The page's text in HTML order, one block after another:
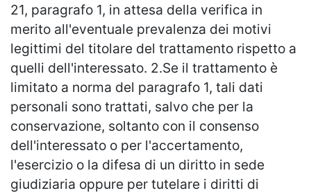
21, paragrafo 1, in attesa della verifica in
merito all'eventuale prevalenza dei motivi
legittimi del titolare del trattamento rispetto a
quelli dell'interessato. 2.Se il trattamento è
limitato a norma del paragrafo 1, tali dati
personali sono trattati, salvo che per la
conservazione, soltanto con il consenso
dell'interessato o per l'accertamento,
l'esercizio o la difesa di un diritto in sede
giudiziaria oppure per tutelare i diritti di